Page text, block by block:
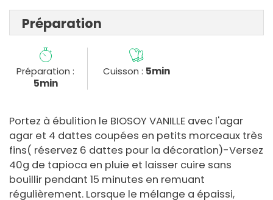
Préparation
Préparation :
5min
Cuisson : 5min
Portez à ébulition le BIOSOY VANILLE avec l'agar
agar et 4 dattes coupées en petits morceaux très
fins( réservez 6 dattes pour la décoration)-Versez
40g de tapioca en pluie et laisser cuire sans
bouillir pendant 15 minutes en remuant
régulièrement. Lorsque le mélange a épaissi,